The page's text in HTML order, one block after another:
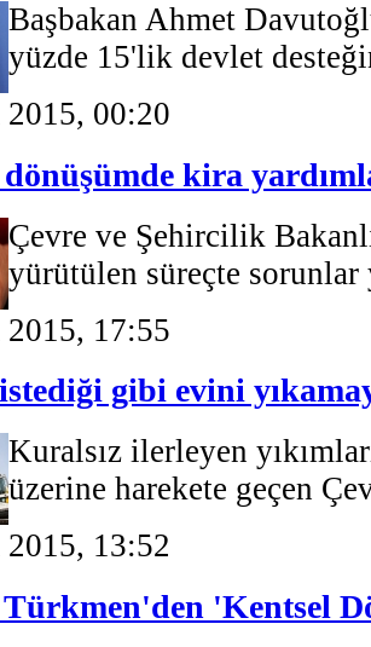
Başbakan Ahmet
yüzde 15'lik devlet
2015, 00:20
kira
Çevre ve Şehircilik
yürütülen süreçte sorunlar
2015, 17:55
gibi evini
Kuralsız ilerleyen
üzerine harekete geçen
2015, 13:52
'Kentsel